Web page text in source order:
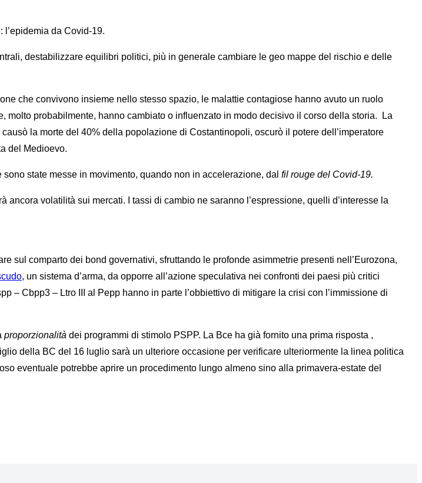
l’epidemia da Covid-19.
destabilizzare equilibri politici, più in generale cambiare le geo mappe del rischio e delle
che convivono insieme nello stesso spazio, le malattie contagiose hanno avuto un ruolo
probabilmente, hanno cambiato o influenzato in modo decisivo il corso della storia.
La
la morte del 40% della popolazione di Costantinopoli, oscurò il potere dell’imperatore
del Medioevo.
state messe in movimento, quando non in accelerazione, dal fil rouge del Covid-19.
ancora volatilità sui mercati. I tassi di cambio ne saranno l’espressione, quelli d’interesse la
sul comparto dei bond governativi, sfruttando le profonde asimmetrie presenti nell’Eurozona,
, un sistema d’arma, da opporre all’azione speculativa nei confronti dei paesi più critici
– Cbpp3 – Ltro III al Pepp hanno in parte l’obbiettivo di mitigare la crisi con l’immissione di
proporzionalità dei programmi di stimolo PSPP. La Bce ha già fornito una prima risposta ,
della BC del 16 luglio sarà un ulteriore occasione per verificare ulteriormente la linea politica
eventuale potrebbe aprire un procedimento lungo almeno sino alla primavera-estate del